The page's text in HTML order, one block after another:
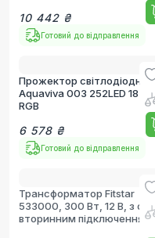
10 442 ₴
Готовий до відправлення
Прожектор світлодіодний
Aquaviva 003 252LED 18 Вт
RGB
6 578 ₴
Готовий до відправлення
Трансформатор Fitstar
533000, 300 Вт, 12 В, з
вторинним підключенням